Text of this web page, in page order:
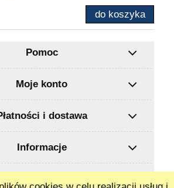
do koszyka
Pomoc
Moje konto
i dostawa
Informacje